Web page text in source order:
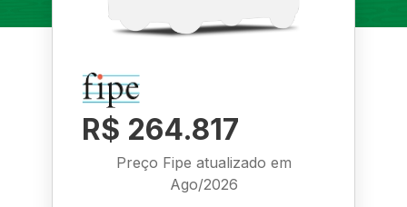
R$ 264.817
Preço Fipe atualizado em
Ago/2026